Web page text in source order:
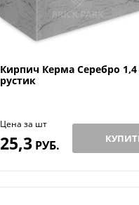
Кирпич Керма Серебро
рустик
Цена за шт
25,3РУБ.